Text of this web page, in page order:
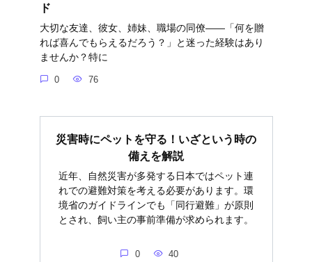
ド
大切な友達、彼女、姉妹、職場の同僚――「何を贈
れば喜んでもらえるだろう？」と迷った経験はあり
ませんか？特に
0 76
災害時にペットを守る！いざという時の
備えを解説
近年、自然災害が多発する日本ではペット連
れでの避難対策を考える必要があります。環
境省のガイドラインでも「同行避難」が原則
とされ、飼い主の事前準備が求められます。
0 40